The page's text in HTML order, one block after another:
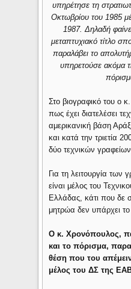
υπηρέτησε τη
Οκτωβρίου του 1985
1987. Δηλαδή
μεταπτυχιακό τίτλο
παραλάβει το
υπηρετούσε ακόμα
Στο βιογραφικό του ο
πως έχει διατελέσει
αμερικανική βάση
και κατά την τριετία
δύο τεχνικών
Για τη λειτουργία
είναι μέλος του
Ελλάδας, κάτι που δε
μητρώα δεν υπάρχει
Ο κ. Χρονόπουλος,
και το πόρισμα,
θέση που του
μέλος του ΔΣ της